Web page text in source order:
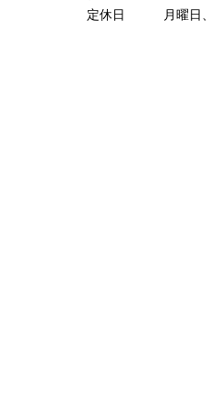
定休日 月曜日、